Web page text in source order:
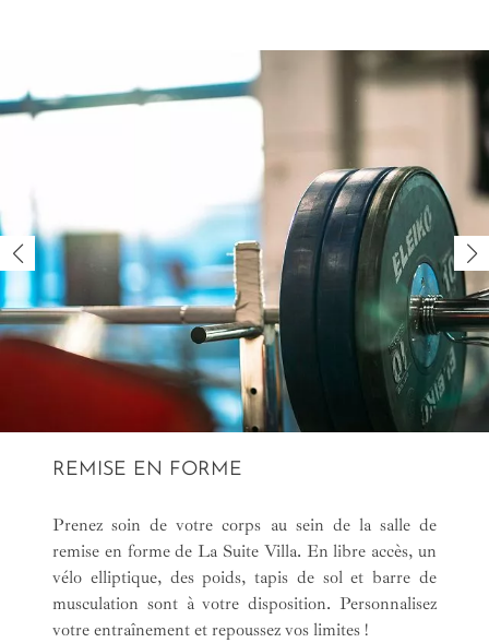
REMISE EN FORME
Prenez soin de votre corps au sein de la salle de
remise en forme de La Suite Villa. En libre accès, un
vélo elliptique, des poids, tapis de sol et barre de
musculation sont à votre disposition. Personnalisez
votre entraînement et repoussez vos limites !